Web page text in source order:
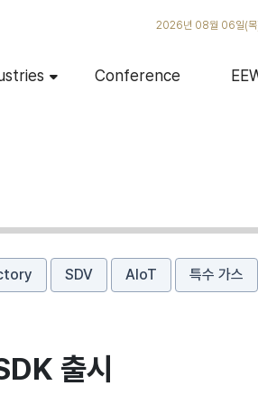
2026년 08월 06일(목
Conference
SDV AIoT 특수 가스
출시